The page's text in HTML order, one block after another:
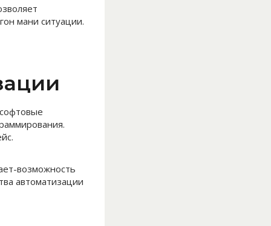
мани ситуации.
возможность
автоматизации